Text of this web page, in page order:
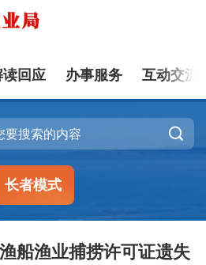
读回应 办事服务 互动交流

长者模式
船渔业捕捞许可证遗失